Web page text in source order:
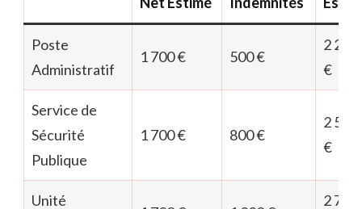
Poste
Administratif
1 700 € 500 €
2 200
€
Service de
Sécurité
Publique
1 700 € 800 €
2 500
€
Unité
2 700